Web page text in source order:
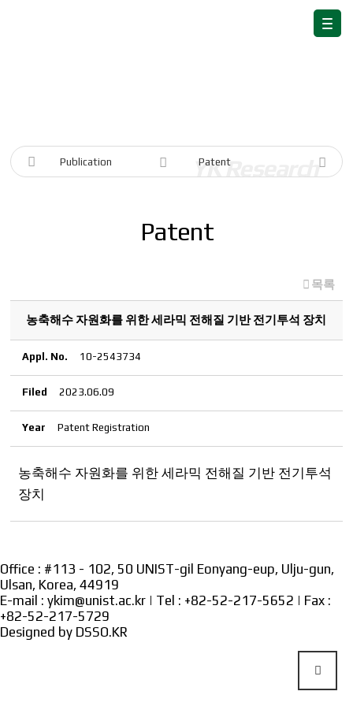
Publication Patent
Patent
목록
농축해수 자원화를 위한 세라믹 전해질 기반 전기투석 장치
Appl. No. 10-2543734
Filed 2023.06.09
Year Patent Registration
농축해수 자원화를 위한 세라믹 전해질 기반 전기투석
장치
Office : #113 - 102, 50 UNIST-gil Eonyang-eup, Ulju-gun,
Ulsan, Korea, 44919
E-mail : ykim@unist.ac.kr | Tel : +82-52-217-5652 | Fax :
+82-52-217-5729
Designed by DSSO.KR